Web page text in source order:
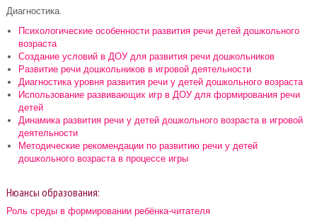
Диагностика.
Психологические особенности развития речи детей дошкольного
возраста
Создание условий в ДОУ для развития речи дошкольников
Развитие речи дошкольников в игровой деятельности
Диагностика уровня развития речи у детей дошкольного возраста
Использование развивающих игр в ДОУ для формирования речи
детей
Динамика развития речи у детей дошкольного возраста в игровой
деятельности
Методические рекомендации по развитию речи у детей
дошкольного возраста в процессе игры
Нюансы образования:
Роль среды в формировании ребёнка-читателя